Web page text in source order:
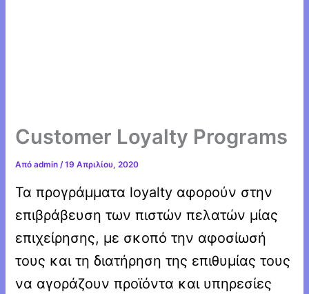
Customer Loyalty Programs
Απόadmin/19 Απριλίου, 2020
Τα προγράμματα loyalty αφορούν στην
επιβράβευση των πιστών πελατών μίας
επιχείρησης, με σκοπό την αφοσίωσή
τους και τη διατήρηση της επιθυμίας τους
να αγοράζουν προϊόντα και υπηρεσίες